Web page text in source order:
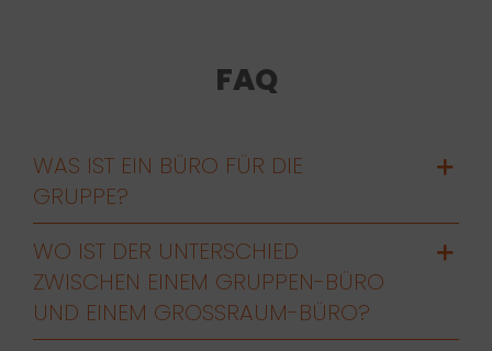
FAQ
WAS IST EIN BÜRO FÜR DIE
GRUPPE?
WO IST DER UNTERSCHIED
ZWISCHEN EINEM GRUPPEN-BÜRO
UND EINEM GROSSRAUM-BÜRO?